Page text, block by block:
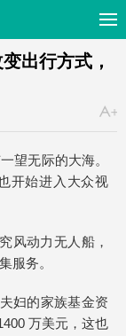
出行方式，
望无际的大海。
开始进入大众视
风动力无人船，
服务。
妇的家族基金资
万美元，这也